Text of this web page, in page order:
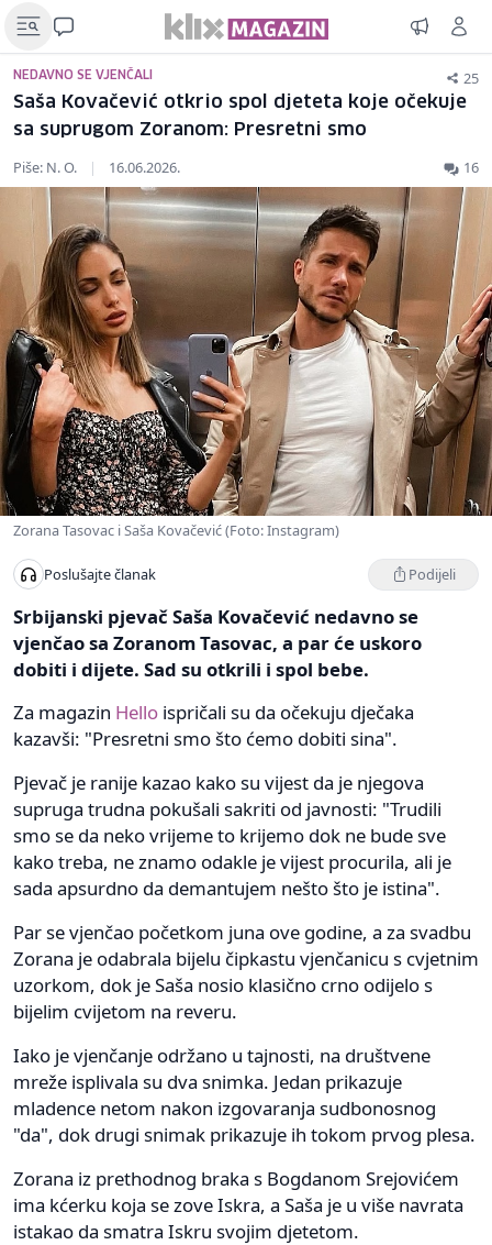
NEDAVNO SE VJENČALI 25
Saša Kovačević otkrio spol djeteta koje očekuje
sa suprugom Zoranom: Presretni smo
Piše: N. O. | 16.06.2026. 16
Zorana Tasovac i Saša Kovačević (Foto: Instagram)
Poslušajte članak Podijeli
Srbijanski pjevač Saša Kovačević nedavno se
vjenčao sa Zoranom Tasovac, a par će uskoro
dobiti i dijete. Sad su otkrili i spol bebe.
Za magazin Hello ispričali su da očekuju dječaka
kazavši: "Presretni smo što ćemo dobiti sina".
Pjevač je ranije kazao kako su vijest da je njegova
supruga trudna pokušali sakriti od javnosti: "Trudili
smo se da neko vrijeme to krijemo dok ne bude sve
kako treba, ne znamo odakle je vijest procurila, ali je
sada apsurdno da demantujem nešto što je istina".
Par se vjenčao početkom juna ove godine, a za svadbu
Zorana je odabrala bijelu čipkastu vjenčanicu s cvjetnim
uzorkom, dok je Saša nosio klasično crno odijelo s
bijelim cvijetom na reveru.
Iako je vjenčanje održano u tajnosti, na društvene
mreže isplivala su dva snimka. Jedan prikazuje
mladence netom nakon izgovaranja sudbonosnog
"da", dok drugi snimak prikazuje ih tokom prvog plesa.
Zorana iz prethodnog braka s Bogdanom Srejovićem
ima kćerku koja se zove Iskra, a Saša je u više navrata
istakao da smatra Iskru svojim djetetom.